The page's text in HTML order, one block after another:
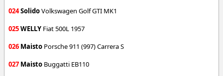
024SolidoVolkswagen Golf GTI MK1
025WELLY Fiat 500L 1957
026 Maisto Porsche 911 (997) Carrera S
027 Maisto Buggatti EB110